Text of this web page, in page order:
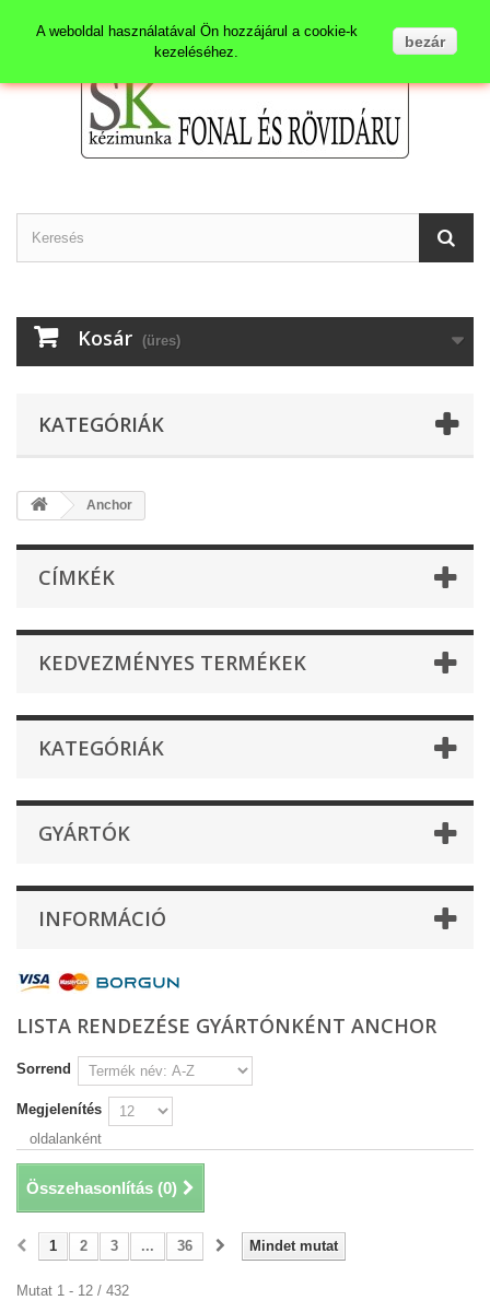
Kosár (üres)
KATEGÓRIÁK
Anchor
CÍMKÉK
KEDVEZMÉNYES TERMÉKEK
KATEGÓRIÁK
GYÁRTÓK
INFORMÁCIÓ
LISTA RENDEZÉSE GYÁRTÓNKÉNT ANCHOR
Sorrend
Megjelenítés
oldalanként
Összehasonlítás (0)
Mindet mutat
1 2 3 ... 36
Mutat 1 - 12 / 432
A weboldal használatával Ön hozzájárul a cookie-k
kezeléséhez.
bezár